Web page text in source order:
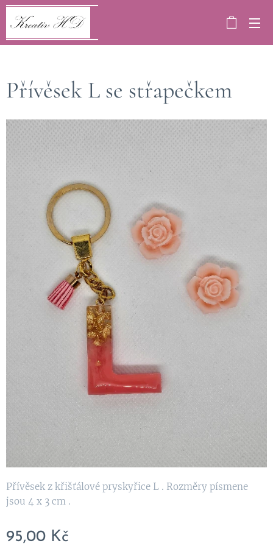
Přívěsek L se střapečkem
Přívěsek z křišťálové pryskyřice L . Rozměry písmene
jsou 4 x 3 cm .
95,00 Kč